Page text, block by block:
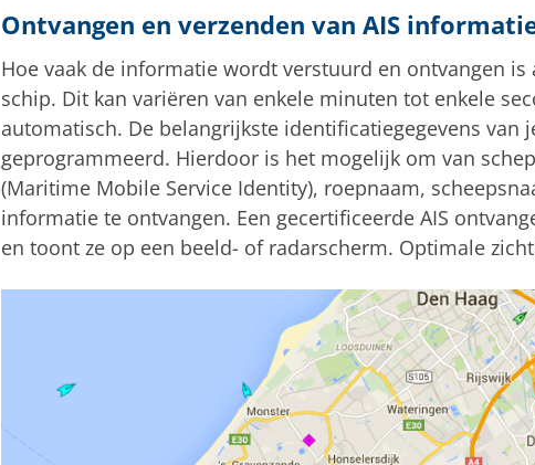
Ontvangen en verzenden van AIS
Hoe vaak de informatie wordt verstuurd en ontvangen
schip. Dit kan variëren van enkele minuten tot enkele
automatisch. De belangrijkste identificatiegegevens van
geprogrammeerd. Hierdoor is het mogelijk om van
(Maritime Mobile Service Identity), roepnaam,
informatie te ontvangen. Een gecertificeerde AIS
en toont ze op een beeld- of radarscherm. Optimale